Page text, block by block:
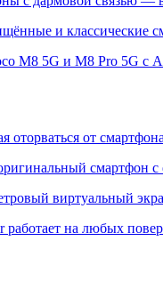
и
M8 5G и M8 Pro 5G
оторваться от смартфона
смартфон
виртуальный
на любых